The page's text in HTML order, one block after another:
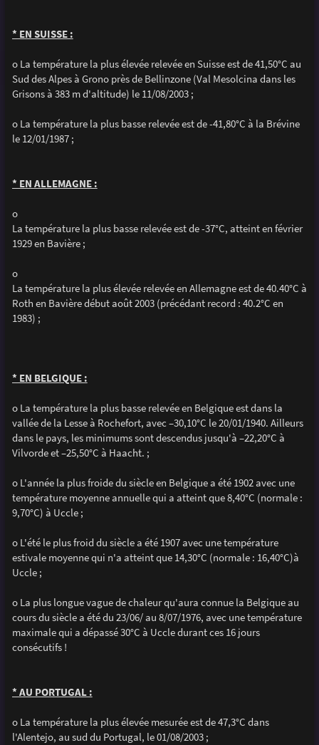
* EN SUISSE :
o La température la plus élevée relevée en Suisse est de 41,50°C au
Sud des Alpes à Grono près de Bellinzone (Val Mesolcina dans les
Grisons à 383 m d'altitude) le 11/08/2003 ;
o La température la plus basse relevée est de -41,80°C à la Brévine
le 12/01/1987 ;
* EN ALLEMAGNE :
o
La température la plus basse relevée est de -37°C, atteint en février
1929 en Bavière ;
o
La température la plus élevée relevée en Allemagne est de 40.40°C à
Roth en Bavière début août 2003 (précédant record : 40.2°C en
1983) ;
* EN BELGIQUE :
o La température la plus basse relevée en Belgique est dans la
vallée de la Lesse à Rochefort, avec –30,10°C le 20/01/1940. Ailleurs
dans le pays, les minimums sont descendus jusqu'à –22,20°C à
Vilvorde et –25,50°C à Haacht. ;
o L'année la plus froide du siècle en Belgique a été 1902 avec une
température moyenne annuelle qui a atteint que 8,40°C (normale :
9,70°C) à Uccle ;
o L'été le plus froid du siècle a été 1907 avec une température
estivale moyenne qui n'a atteint que 14,30°C (normale : 16,40°C)à
Uccle ;
o La plus longue vague de chaleur qu'aura connue la Belgique au
cours du siècle a été du 23/06/ au 8/07/1976, avec une température
maximale qui a dépassé 30°C à Uccle durant ces 16 jours
consécutifs !
* AU PORTUGAL :
o La température la plus élevée mesurée est de 47,3°C dans
l'Alentejo, au sud du Portugal, le 01/08/2003 ;